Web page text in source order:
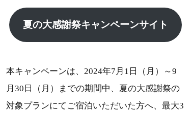
夏の大感謝祭キャンペーンサイト
本キャンペーンは、2024年7月1日（月）～9
月30日（月）までの期間中、夏の大感謝祭の
対象プランにてご宿泊いただいた方へ、最大3